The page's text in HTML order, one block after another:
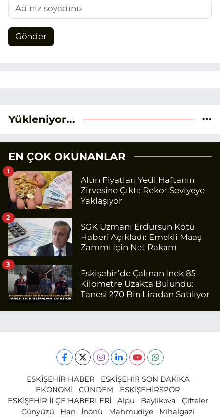
Gönder
Yükleniyor...
EN ÇOK OKUNANLAR
Altın Fiyatları Yedi Haftanın
Zirvesine Çıktı: Rekor Seviyeye
Yaklaşıyor
1
SGK Uzmanı Erdursun Kötü
Haberi Açıkladı: Emekli Maaş
Zammı İçin Net Rakam
2
Eskişehir’de Çalınan İnek 85
Kilometre Uzakta Bulundu:
Tanesi 270 Bin Liradan Satılıyor
3
ESKİŞEHİR HABER
ESKİŞEHİR SON DAKİKA
EKONOMİ
GÜNDEM
ESKİŞEHİRSPOR
ESKİŞEHİR İLÇE HABERLERİ
Alpu Beylikova
Çifteler
Günyüzü
Han İnönü Mahmudiye
Mihalgazi